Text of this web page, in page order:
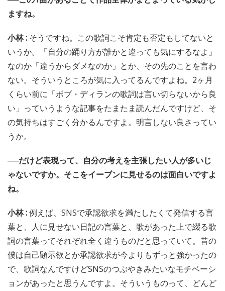
ますね。
小林 : そうですね。この歌詞こそ肯定も否定もしてないと
いうか。「自分の踊り方が誰かと違っても気にするなよ」
なのか「違うからダメなのか」とか、その先のことを言わ
ない。そういうところが気に入ってるんですよね。2ヶ月
くらい前に「ボブ・ディランの歌詞は言い切らないから良
い」っていうような記事をたまたま読んだんですけど、そ
の気持ちはすごく分かるんですよ。明言しない良さってい
うか。
──だけど表現って、自分の考えを主張したい人が多いじ
ゃないですか。そこをイーブンに見せるのは面白いですよ
ね。
小林 :例えば、SNSで承認欲求を満たしたくて発信する言
葉と、人に見せない日記の言葉と、歌があった上で綴る歌
詞の言葉ってそれぞれ全く違うものだと思っていて。昔の
僕は自己顕示欲とか承認欲求が今よりもずっと強かったの
で、歌詞なんですけどSNSのつぶやきみたいなモチベーシ
ョンがあったと思うんですよ。そういうものって、どんど